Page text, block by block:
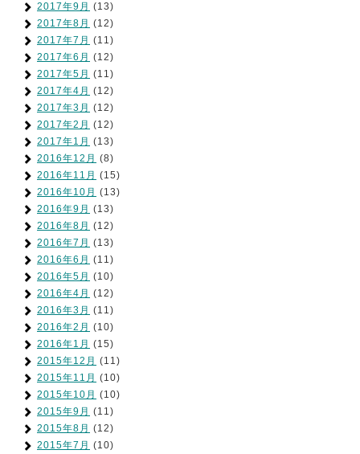
2017年9月 (13)
2017年8月 (12)
2017年7月 (11)
2017年6月 (12)
2017年5月 (11)
2017年4月 (12)
2017年3月 (12)
2017年2月 (12)
2017年1月 (13)
2016年12月 (8)
2016年11月 (15)
2016年10月 (13)
2016年9月 (13)
2016年8月 (12)
2016年7月 (13)
2016年6月 (11)
2016年5月 (10)
2016年4月 (12)
2016年3月 (11)
2016年2月 (10)
2016年1月 (15)
2015年12月 (11)
2015年11月 (10)
2015年10月 (10)
2015年9月 (11)
2015年8月 (12)
2015年7月 (10)